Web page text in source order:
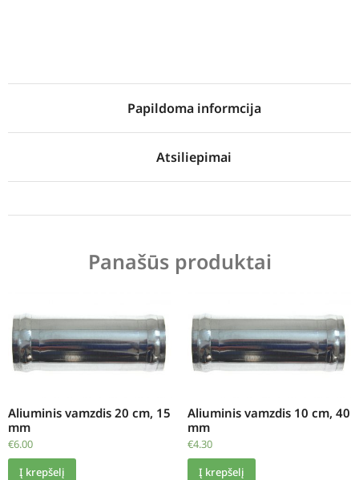
Papildoma informcija
Atsiliepimai
Panašūs produktai
Aliuminis vamzdis 20 cm, 15
mm
€6.00
Į krepšelį
Aliuminis vamzdis 10 cm, 40
mm
€4.30
Į krepšelį